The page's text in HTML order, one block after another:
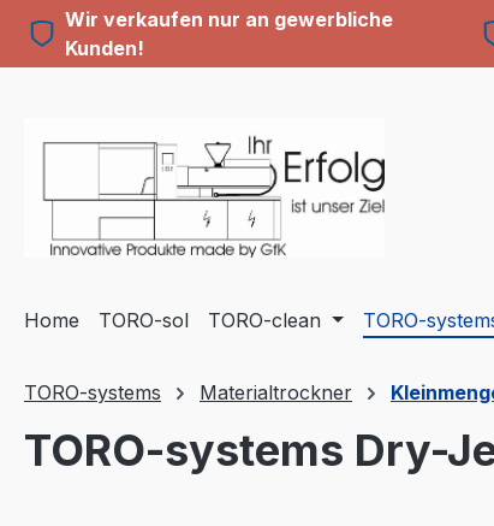
Hauptinhalt springen
Zur Suche springen
Zur Hauptnavigation springen
Wir verkaufen nur an gewerbliche
Kunden!
Home TORO-sol TORO-clean TORO-
TORO-systems Materialtrockner
TORO-systems Dry-